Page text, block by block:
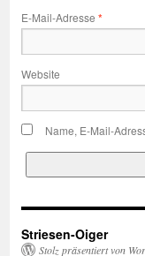
E-Mail-Adresse *
Website
Name, E-Mail-
Striesen-Oiger
Stolz präsentiert von